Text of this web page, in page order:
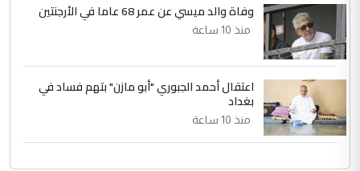
وفاة والد ميسي عن عمر 68 عاما في الأرجنتين
منذ 10 ساعة
اعتقال أحمد الجبوري "أبو مازن" بتهم فساد في
بغداد
منذ 10 ساعة